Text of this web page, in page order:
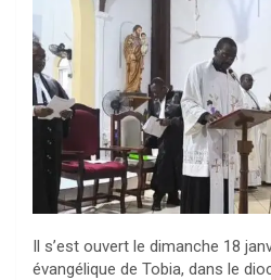
Il s’est ouvert le dimanche 18
évangélique de Tobia, dans le